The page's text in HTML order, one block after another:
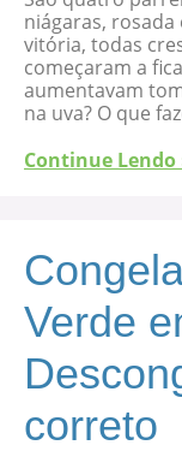
niágaras, rosada
vitória, todas
começaram a
aumentavam
na uva? O que
Continue Lendo
Verde
correto